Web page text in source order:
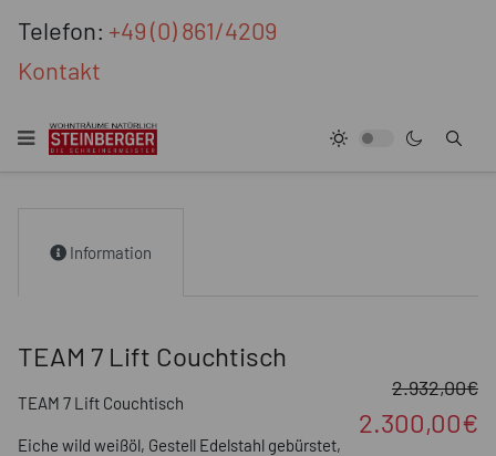
Telefon: +49 (0) 861/4209
Kontakt
Information
TEAM 7 Lift Couchtisch
2.932,00€
2.300,00€
TEAM 7 Lift Couchtisch
Eiche wild weißöl, Gestell Edelstahl gebürstet,